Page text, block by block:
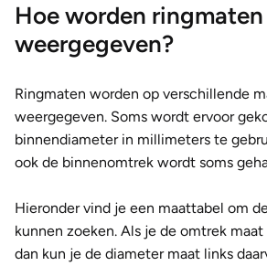
Hoe worden ringmaten
weergegeven?
Ringmaten worden op verschillende
weergegeven. Soms wordt ervoor
binnendiameter in millimeters te
ook de binnenomtrek wordt soms
Hieronder vind je een maattabel om
kunnen zoeken. Als je de omtrek
dan kun je de diameter maat links